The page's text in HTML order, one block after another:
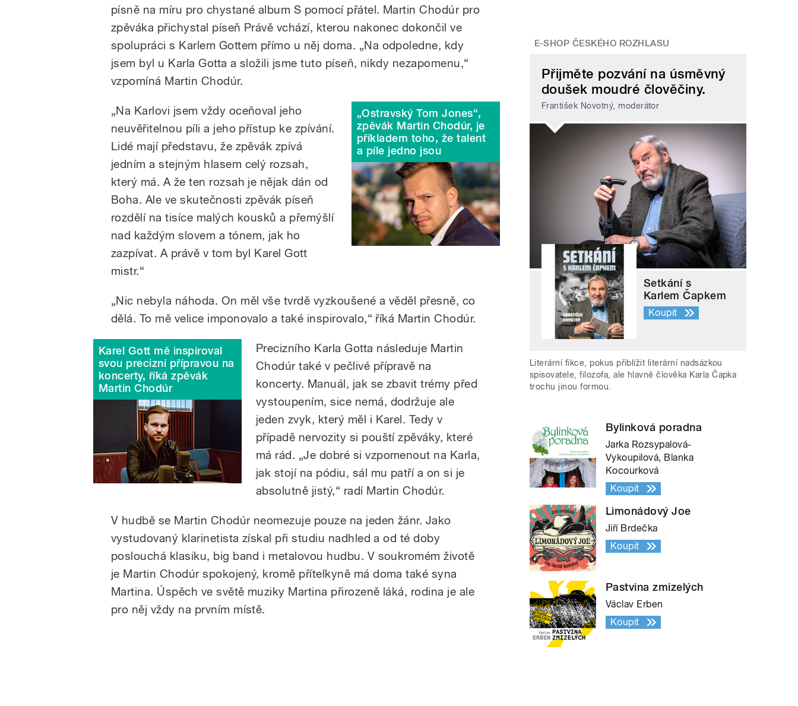
písně na míru pro chystané album S pomocí přátel. Martin Chodúr pro
zpěváka přichystal píseň Právě vchází, kterou nakonec dokončil ve
spolupráci s Karlem Gottem přímo u něj doma. „Na odpoledne, kdy
jsem byl u Karla Gotta a složili jsme tuto píseň, nikdy nezapomenu,“
vzpomíná Martin Chodúr.
„Ostravský Tom Jones“,
zpěvák Martin Chodúr, je
příkladem toho, že talent
a píle jedno jsou
„Na Karlovi jsem vždy oceňoval jeho
neuvěřitelnou píli a jeho přístup ke zpívání.
Lidé mají představu, že zpěvák zpívá
jedním a stejným hlasem celý rozsah,
který má. A že ten rozsah je nějak dán od
Boha. Ale ve skutečnosti zpěvák píseň
rozdělí na tisíce malých kousků a přemýšlí
nad každým slovem a tónem, jak ho
zazpívat. A právě v tom byl Karel Gott
mistr.“
„Nic nebyla náhoda. On měl vše tvrdě vyzkoušené a věděl přesně, co
dělá. To mě velice imponovalo a také inspirovalo,“ říká Martin Chodúr.
Karel Gott mě inspiroval
svou precizní přípravou na
koncerty, říká zpěvák
Martin Chodúr
Precizního Karla Gotta následuje Martin
Chodúr také v pečlivé přípravě na
koncerty. Manuál, jak se zbavit trémy před
vystoupením, sice nemá, dodržuje ale
jeden zvyk, který měl i Karel. Tedy v
případě nervozity si pouští zpěváky, které
má rád. „Je dobré si vzpomenout na Karla,
jak stojí na pódiu, sál mu patří a on si je
absolutně jistý,“ radí Martin Chodúr.
V hudbě se Martin Chodúr neomezuje pouze na jeden žánr. Jako
vystudovaný klarinetista získal při studiu nadhled a od té doby
poslouchá klasiku, big band i metalovou hudbu. V soukromém životě
je Martin Chodúr spokojený, kromě přítelkyně má doma také syna
Martina. Úspěch ve světě muziky Martina přirozeně láká, rodina je ale
pro něj vždy na prvním místě.
E-SHOP ČESKÉHO ROZHLASU
Přijměte pozvání na úsměvný
doušek moudré člověčiny.
František Novotný, moderátor
Setkání s
Karlem Čapkem
Koupit
Literární fikce, pokus přiblížit literární nadsázkou
spisovatele, filozofa, ale hlavně člověka Karla Čapka
trochu jinou formou.
Bylinková poradna
Jarka Rozsypalová-
Vykoupilová, Blanka
Kocourková
Koupit
Limonádový Joe
Jiří Brdečka
Koupit
Pastvina zmizelých
Václav Erben
Koupit